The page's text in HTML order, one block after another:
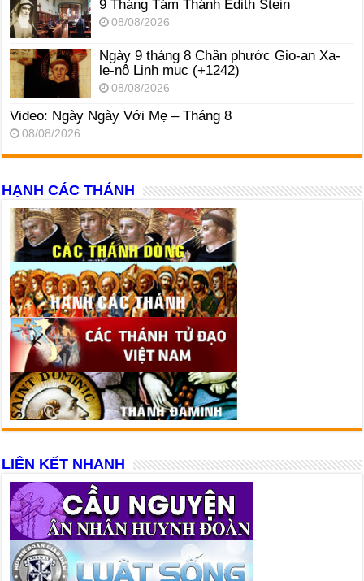
9 Tháng Tám Thánh Edith Stein
08/08/2026
Ngày 9 tháng 8 Chân phước Gio-an Xa-
le-nô Linh mục (+1242)
08/08/2026
Video: Ngày Ngày Với Mẹ – Tháng 8
08/08/2026
HẠNH CÁC THÁNH
LIÊN KẾT NHANH